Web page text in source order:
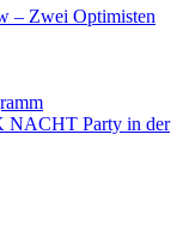
– Zwei Optimisten
NACHT Party in der